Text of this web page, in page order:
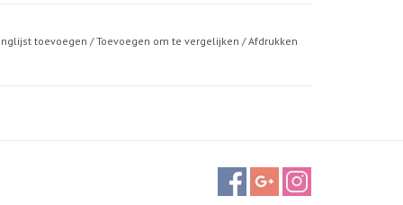
toevoegen /Toevoegen om te vergelijken /Afdrukken